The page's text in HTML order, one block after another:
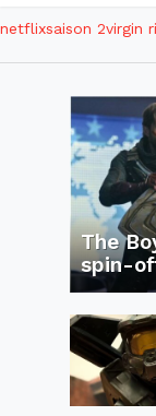
netflixsaison 2virgin
The
spin-